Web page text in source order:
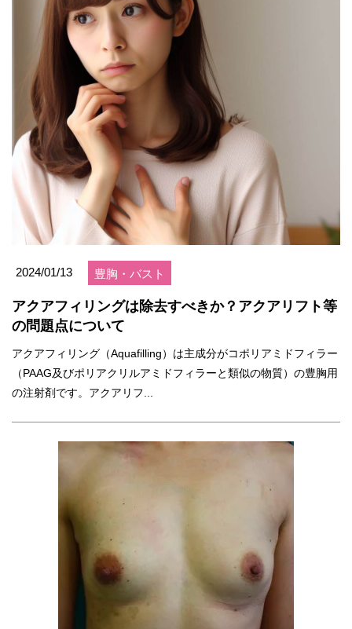
2024/01/13 豊胸・バスト
アクアフィリングは除去すべきか？アクアリフト等
の問題点について
アクアフィリング（Aquafilling）は主成分がコポリアミドフィラー
（PAAG及びポリアクリルアミドフィラーと類似の物質）の豊胸用
の注射剤です。アクアリフ...